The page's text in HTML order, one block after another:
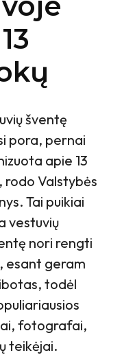
šventę
pora, pernai
apie 13
rodo Valstybės
Tai puikiai
vestuvių
nori rengti
esant geram
todėl
fotografai,
teikėjai.